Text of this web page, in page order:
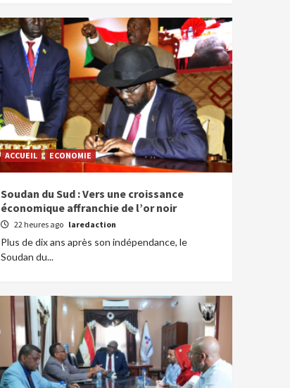
ACCUEIL ECONOMIE
Soudan du Sud : Vers une croissance
économique affranchie de l’or noir
22 heures ago laredaction
Plus de dix ans après son indépendance, le
Soudan du...